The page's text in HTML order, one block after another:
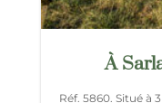
À
Réf. 5860. Situé à